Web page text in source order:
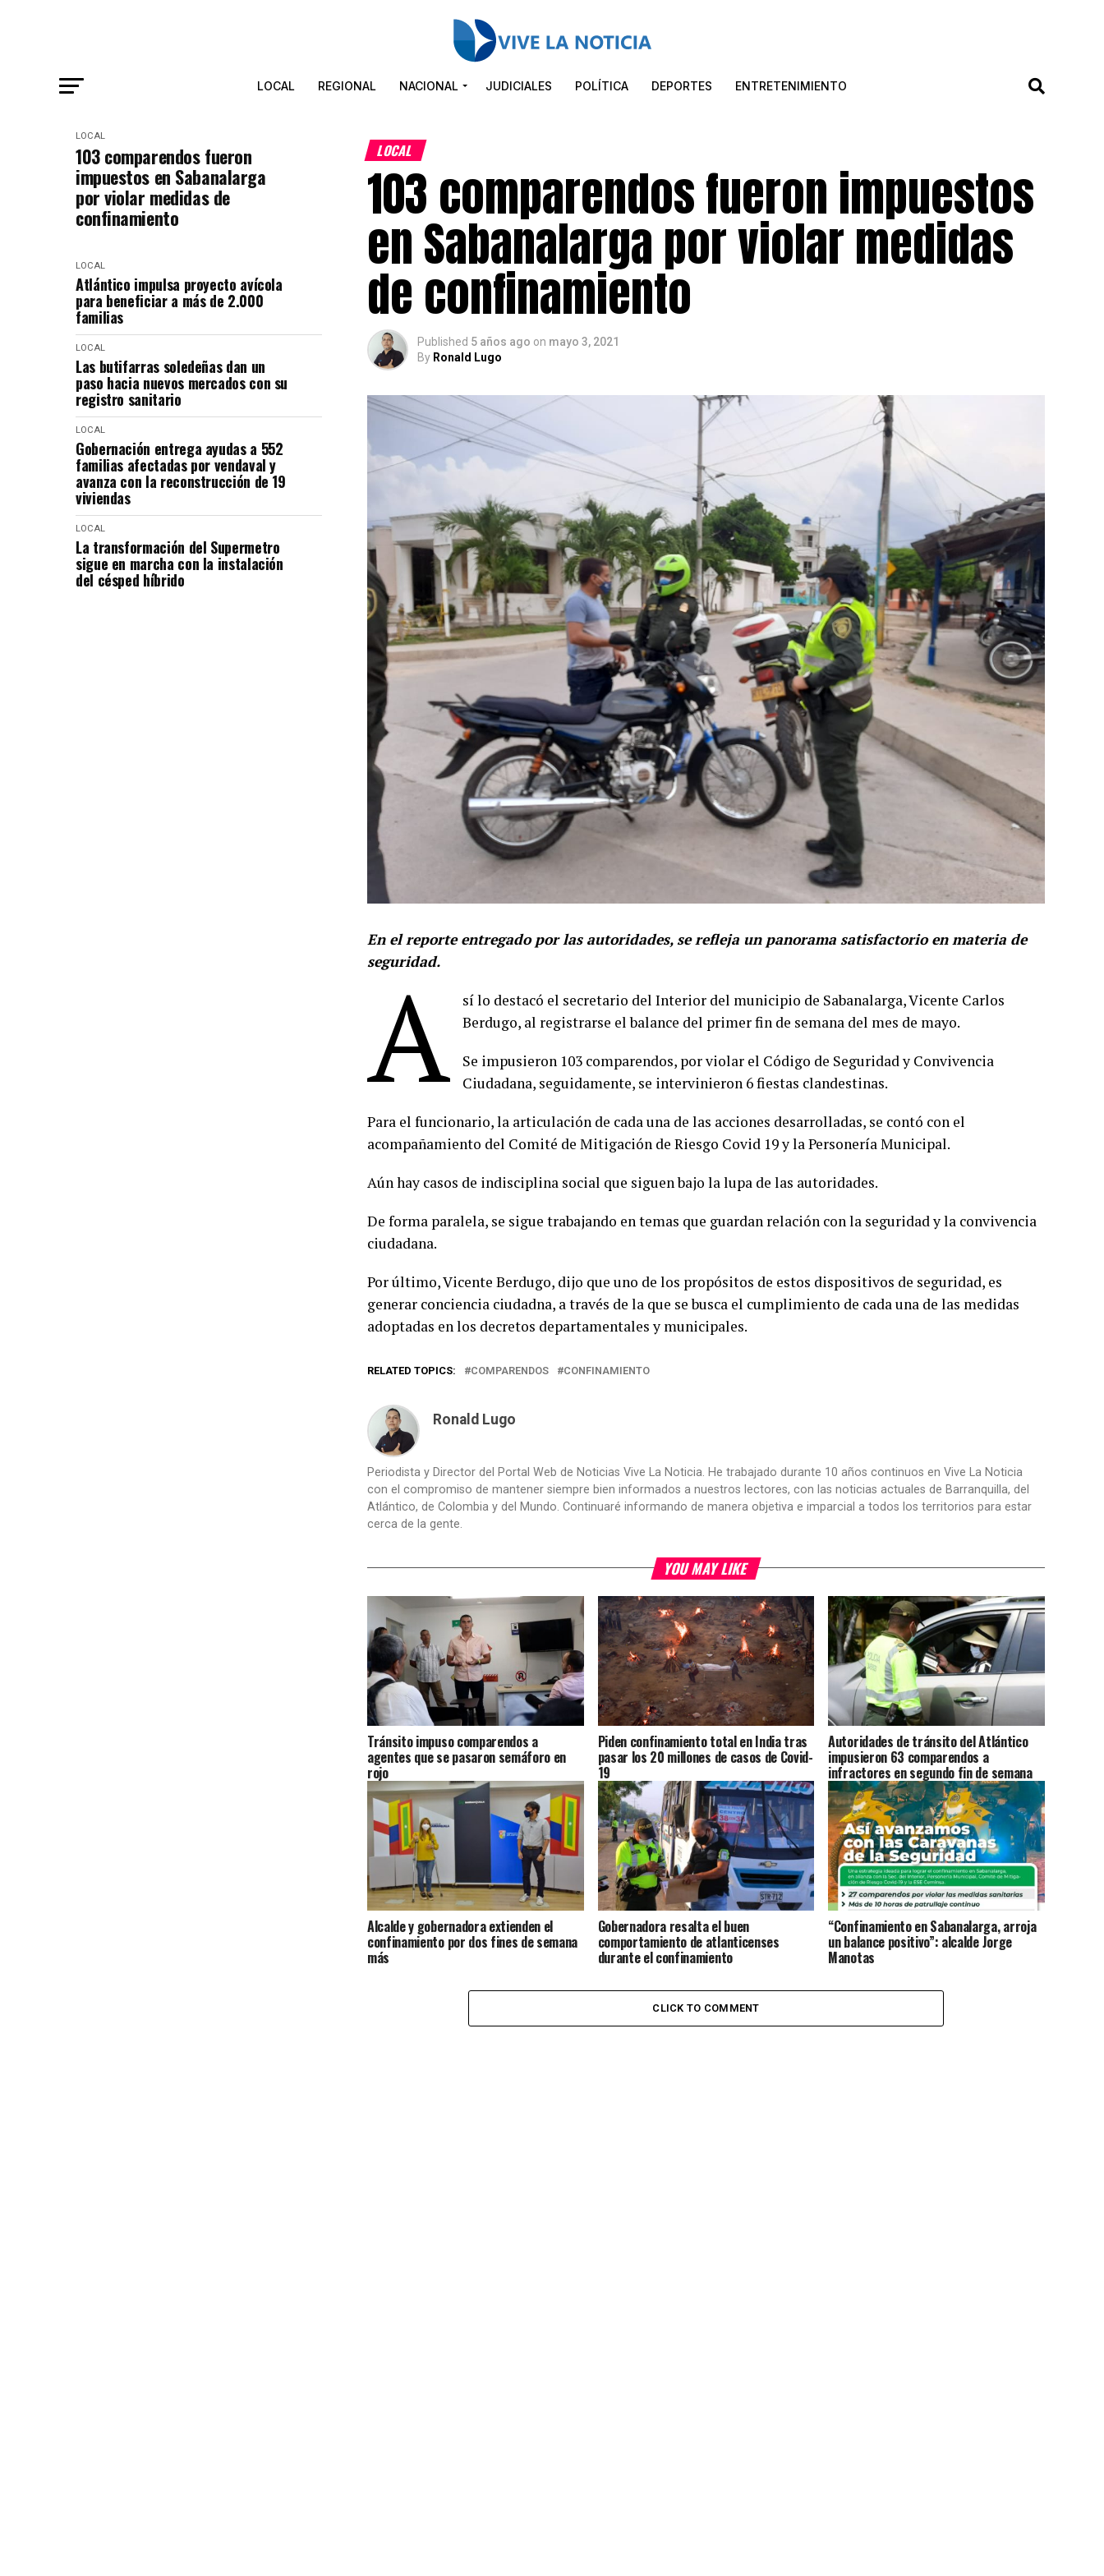
LOCAL REGIONAL NACIONAL JUDICIALES POLÍTICA DEPORTES ENTRETENIMIENTO
LOCAL
103 comparendos fueron
impuestos en Sabanalarga
por violar medidas de
confinamiento
LOCAL
Atlántico impulsa proyecto avícola
para beneficiar a más de 2.000
familias
LOCAL
Las butifarras soledeñas dan un
paso hacia nuevos mercados con su
registro sanitario
LOCAL
Gobernación entrega ayudas a 552
familias afectadas por vendaval y
avanza con la reconstrucción de 19
viviendas
LOCAL
La transformación del Supermetro
sigue en marcha con la instalación
del césped híbrido
LOCAL
103 comparendos fueron impuestos
en Sabanalarga por violar medidas
de confinamiento
Published 5 años ago on mayo 3, 2021
By Ronald Lugo
En el reporte entregado por las autoridades, se refleja un panorama satisfactorio en materia de
seguridad.
A
sí lo destacó el secretario del Interior del municipio de Sabanalarga, Vicente Carlos
Berdugo, al registrarse el balance del primer fin de semana del mes de mayo.
Se impusieron 103 comparendos, por violar el Código de Seguridad y Convivencia
Ciudadana, seguidamente, se intervinieron 6 fiestas clandestinas.
Para el funcionario, la articulación de cada una de las acciones desarrolladas, se contó con el
acompañamiento del Comité de Mitigación de Riesgo Covid 19 y la Personería Municipal.
Aún hay casos de indisciplina social que siguen bajo la lupa de las autoridades.
De forma paralela, se sigue trabajando en temas que guardan relación con la seguridad y la convivencia
ciudadana.
Por último, Vicente Berdugo, dijo que uno de los propósitos de estos dispositivos de seguridad, es
generar conciencia ciudadna, a través de la que se busca el cumplimiento de cada una de las medidas
adoptadas en los decretos departamentales y municipales.
RELATED TOPICS: COMPARENDOS CONFINAMIENTO
Ronald Lugo
Periodista y Director del Portal Web de Noticias Vive La Noticia. He trabajado durante 10 años continuos en Vive La Noticia
con el compromiso de mantener siempre bien informados a nuestros lectores, con las noticias actuales de Barranquilla, del
Atlántico, de Colombia y del Mundo. Continuaré informando de manera objetiva e imparcial a todos los territorios para estar
cerca de la gente.
YOU MAY LIKE
Tránsito impuso comparendos a
agentes que se pasaron semáforo en
rojo
Piden confinamiento total en India tras
pasar los 20 millones de casos de Covid-
19
Autoridades de tránsito del Atlántico
impusieron 63 comparendos a
infractores en segundo fin de semana
de aislamiento
Alcalde y gobernadora extienden el
confinamiento por dos fines de semana
más
Gobernadora resalta el buen
comportamiento de atlanticenses
durante el confinamiento
“Confinamiento en Sabanalarga, arroja
un balance positivo”: alcalde Jorge
Manotas
CLICK TO COMMENT